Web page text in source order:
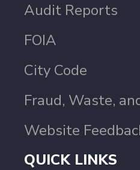
Audit Reports
FOIA
City Code
Fraud, Waste,
Website
QUICK LINKS